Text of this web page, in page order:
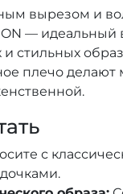
вырезом и
— идеальный
стильных
плечо делают
с